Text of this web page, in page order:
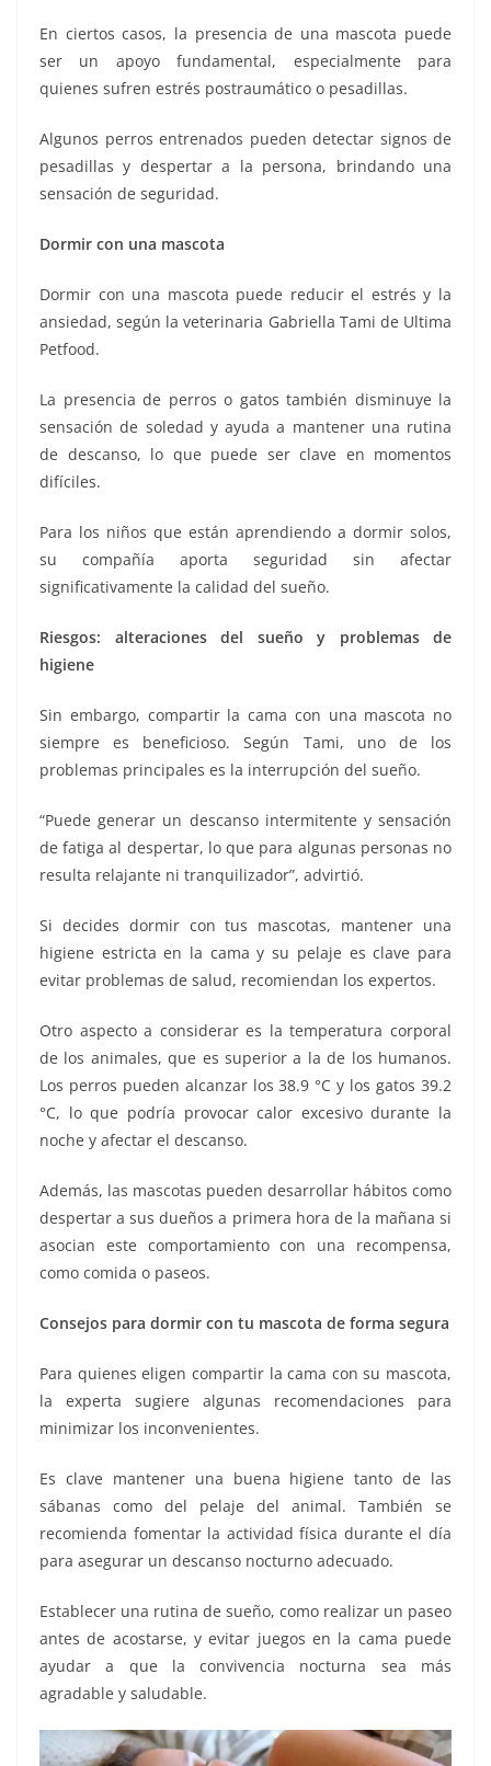
En ciertos casos, la presencia de una mascota puede
ser un apoyo fundamental, especialmente para
quienes sufren estrés postraumático o pesadillas.
Algunos perros entrenados pueden detectar signos de
pesadillas y despertar a la persona, brindando una
sensación de seguridad.
Dormir con una mascota
Dormir con una mascota puede reducir el estrés y la
ansiedad, según la veterinaria Gabriella Tami de Ultima
Petfood.
La presencia de perros o gatos también disminuye la
sensación de soledad y ayuda a mantener una rutina
de descanso, lo que puede ser clave en momentos
difíciles.
Para los niños que están aprendiendo a dormir solos,
su compañía aporta seguridad sin afectar
significativamente la calidad del sueño.
Riesgos: alteraciones del sueño y problemas de
higiene
Sin embargo, compartir la cama con una mascota no
siempre es beneficioso. Según Tami, uno de los
problemas principales es la interrupción del sueño.
“Puede generar un descanso intermitente y sensación
de fatiga al despertar, lo que para algunas personas no
resulta relajante ni tranquilizador”, advirtió.
Si decides dormir con tus mascotas, mantener una
higiene estricta en la cama y su pelaje es clave para
evitar problemas de salud, recomiendan los expertos.
Otro aspecto a considerar es la temperatura corporal
de los animales, que es superior a la de los humanos.
Los perros pueden alcanzar los 38.9 °C y los gatos 39.2
°C, lo que podría provocar calor excesivo durante la
noche y afectar el descanso.
Además, las mascotas pueden desarrollar hábitos como
despertar a sus dueños a primera hora de la mañana si
asocian este comportamiento con una recompensa,
como comida o paseos.
Consejos para dormir con tu mascota de forma segura
Para quienes eligen compartir la cama con su mascota,
la experta sugiere algunas recomendaciones para
minimizar los inconvenientes.
Es clave mantener una buena higiene tanto de las
sábanas como del pelaje del animal. También se
recomienda fomentar la actividad física durante el día
para asegurar un descanso nocturno adecuado.
Establecer una rutina de sueño, como realizar un paseo
antes de acostarse, y evitar juegos en la cama puede
ayudar a que la convivencia nocturna sea más
agradable y saludable.